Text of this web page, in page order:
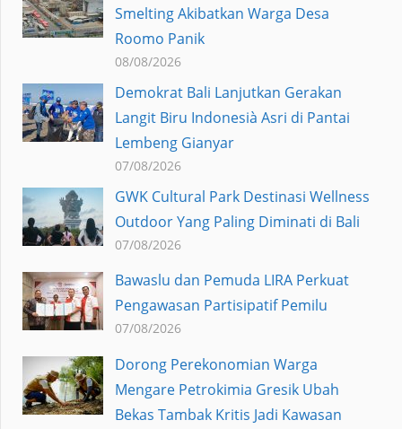
Smelting Akibatkan Warga Desa
Roomo Panik
08/08/2026
Demokrat Bali Lanjutkan Gerakan
Langit Biru Indonesià Asri di Pantai
Lembeng Gianyar
07/08/2026
GWK Cultural Park Destinasi Wellness
Outdoor Yang Paling Diminati di Bali
07/08/2026
Bawaslu dan Pemuda LIRA Perkuat
Pengawasan Partisipatif Pemilu
07/08/2026
Dorong Perekonomian Warga
Mengare Petrokimia Gresik Ubah
Bekas Tambak Kritis Jadi Kawasan